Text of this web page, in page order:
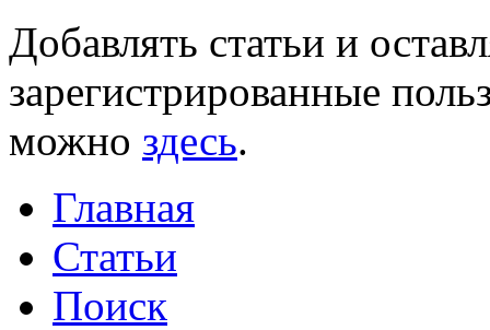
Добавлять статьи и
зарегистрированные
можно здесь.
Главная
Статьи
Поиск